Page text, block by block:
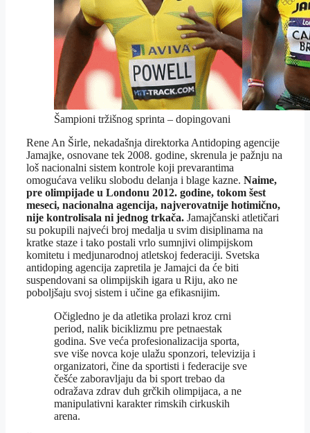
Šampioni tržišnog sprinta – dopingovani
Rene An Širle, nekadašnja direktorka Antidoping agencije
Jamajke, osnovane tek 2008. godine, skrenula je pažnju na
loš nacionalni sistem kontrole koji prevarantima
omogućava veliku slobodu delanja i blage kazne. Naime,
pre olimpijade u Londonu 2012. godine, tokom šest
meseci, nacionalna agencija, najverovatnije hotimično,
nije kontrolisala ni jednog trkača. Jamajčanski atletičari
su pokupili najveći broj medalja u svim disiplinama na
kratke staze i tako postali vrlo sumnjivi olimpijskom
komitetu i medjunarodnoj atletskoj federaciji. Svetska
antidoping agencija zapretila je Jamajci da će biti
suspendovani sa olimpijskih igara u Riju, ako ne
poboljšaju svoj sistem i učine ga efikasnijim.
Očigledno je da atletika prolazi kroz crni
period, nalik biciklizmu pre petnaestak
godina. Sve veća profesionalizacija sporta,
sve više novca koje ulažu sponzori, televizija i
organizatori, čine da sportisti i federacije sve
češće zaboravljaju da bi sport trebao da
odražava zdrav duh grčkih olimpijaca, a ne
manipulativni karakter rimskih cirkuskih
arena.